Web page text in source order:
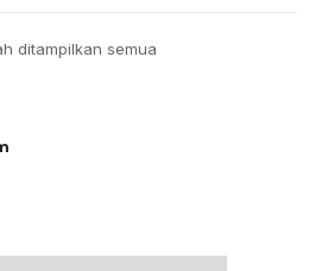
ditampilkan semua